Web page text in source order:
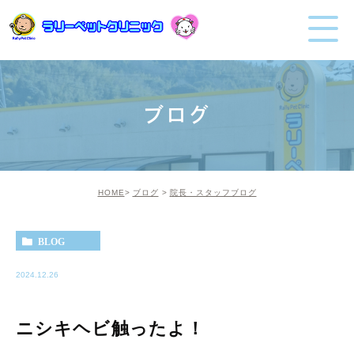
ブログ
HOME ブログ 院長・スタッフブログ
BLOG
2024.12.26
ニシキヘビ触ったよ！